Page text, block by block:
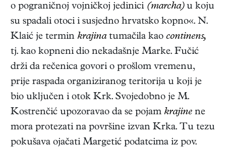
o pograničnoj vojničkoj jedinici (marcha)u koju
su spadali otoci i susjedno hrvatsko kopno«. N.
Klaić je termin krajinatumačila kao continens,
tj. kao kopneni dio nekadašnje Marke. Fučić
drži da rečenica govori o prošlom vremenu,
prije raspada organiziranog teritorija u koji je
bio uključen i otok Krk. Svojedobno je M.
Kostrenčić upozoravao da se pojam krajine ne
mora protezati na površine izvan Krka. Tu tezu
pokušava ojačati Margetić podatcima iz pov.